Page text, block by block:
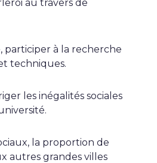
au travers de
participer à la recherche
techniques.
les inégalités sociales
la proportion de
autres grandes villes